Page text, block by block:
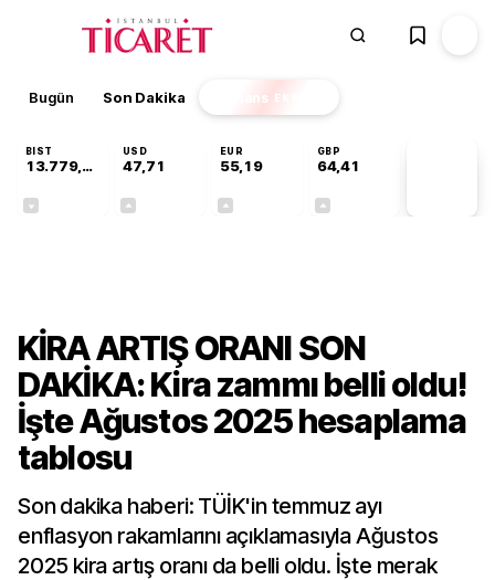
Bugün Son Dakika Finans EKSTRA
BIST
13.779,39
USD
47,71
EUR
55,19
GBP
64,41
KİRA ARTIŞ ORANI SON
DAKİKA: Kira zammı belli oldu!
İşte Ağustos 2025 hesaplama
tablosu
Son dakika haberi: TÜİK'in temmuz ayı
enflasyon rakamlarını açıklamasıyla Ağustos
2025 kira artış oranı da belli oldu. İşte merak